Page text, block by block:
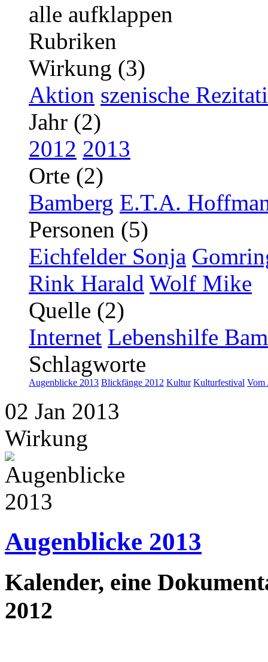
alle aufklappen
Rubriken
Wirkung (3)
Aktion szenische
Jahr (2)
2012 2013
Orte (2)
Bamberg E.T.A.
Personen (5)
Eichfelder Sonja
Rink Harald Wolf Mike
Quelle (2)
Internet Lebenshilfe
Schlagworte
Augenblicke 2013 Blickfänge 2012 Kultur Kulturfestival Vom
02 Jan 2013
Wirkung
Augenblicke 2013
Kalender, eine
2012